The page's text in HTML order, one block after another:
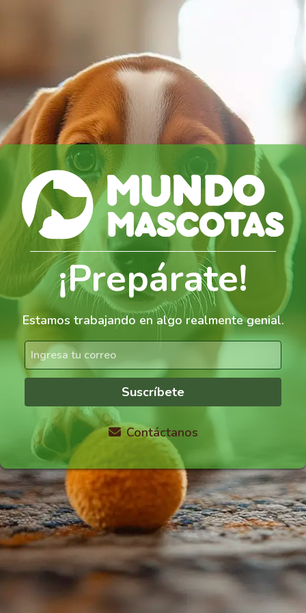
¡Prepárate!
Estamos trabajando en algo realmente genial.
Suscríbete
Contáctanos